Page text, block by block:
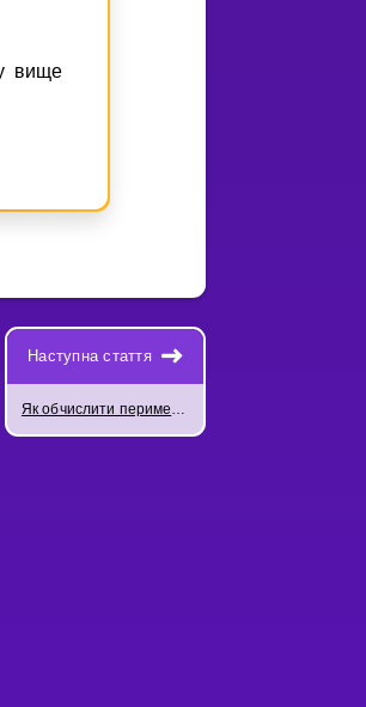
вище
Наступна стаття